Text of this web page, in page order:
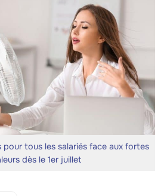
tous les salariés face aux fortes
dès le 1er juillet